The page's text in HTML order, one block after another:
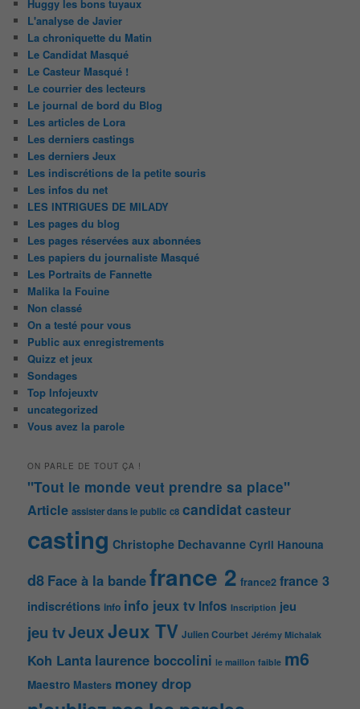
Huggy les bons tuyaux
L'analyse de Javier
La chroniquette du Matin
Le Candidat Masqué
Le Casteur Masqué !
Le courrier des lecteurs
Le journal de bord du Blog
Les articles de Lora
Les derniers castings
Les derniers Jeux
Les indiscrétions de la petite souris
Les infos du net
LES INTRIGUES DE MILADY
Les pages du blog
Les pages réservées aux abonnées
Les papiers du journaliste Masqué
Les Portraits de Fannette
Malika la Fouine
Non classé
On a testé pour vous
Public aux enregistrements
Quizz et jeux
Sondages
Top Infojeuxtv
uncategorized
Vous avez la parole
ON PARLE DE TOUT ÇA !
"Tout le monde veut prendre sa place"
Article assister dans le public c8 candidatcasteur
casting Christophe Dechavanne Cyril Hanouna
d8 Face à la bandefrance 2 france2 france 3
indiscrétions info info jeux tv Infos Inscription jeu
jeu tvJeuxJeux TV Julien Courbet Jérémy Michalak
Koh Lanta laurence boccolini le maillon faible m6
Maestro Masters money drop